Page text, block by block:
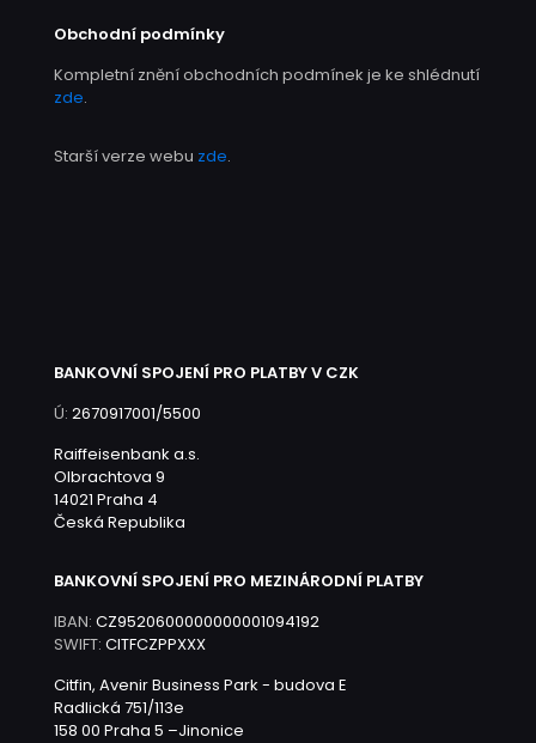
Obchodní podmínky
Kompletní znění obchodních podmínek je ke shlédnutí
zde.
Starší verze webu zde.
BANKOVNÍ SPOJENÍ PRO PLATBY V CZK
Ú: 2670917001/5500
Raiffeisenbank a.s.
Olbrachtova 9
14021 Praha 4
Česká Republika
BANKOVNÍ SPOJENÍ PRO MEZINÁRODNÍ PLATBY
IBAN: CZ9520600000000001094192
SWIFT: CITFCZPPXXX
Citfin, Avenir Business Park - budova E
Radlická 751/113e
158 00 Praha 5 –Jinonice